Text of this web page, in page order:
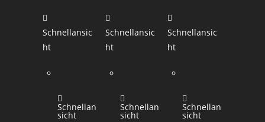
Schnellansic
ht
Schnellan
sicht
Schnellansic
ht
Schnellan
sicht
Schnellansic
ht
Schnellan
sicht